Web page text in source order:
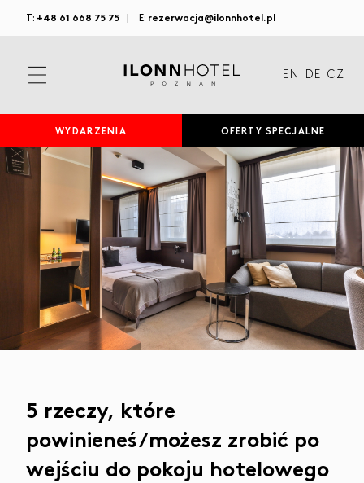
T: +48 61 668 75 75 | E: rezerwacja@ilonnhotel.pl
WYDARZENIA OFERTY SPECJALNE
EN DE CZ
5 rzeczy, które
powinieneś/możesz zrobić po
wejściu do pokoju hotelowego